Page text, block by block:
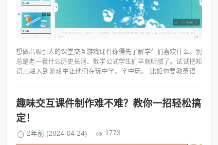
想做出吸引人的课堂交互游戏课件你得先了解学生们喜欢什么。别
总是老一套什么历史长河、数学公式学生们早就听腻了。试试把知
识点融入到游戏中让他们在玩中学、学中玩。 比如你要教英语单
趣味交互课件制作难不难？教你一招轻松搞
定！
2年前 (2024-04-24) 1773